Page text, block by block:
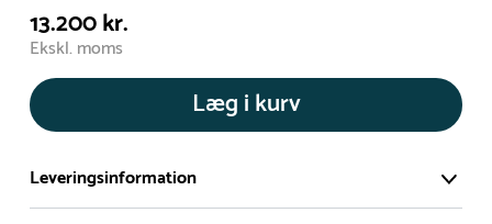
13.200 kr.
Ekskl. moms
Læg i kurv
Leveringsinformation